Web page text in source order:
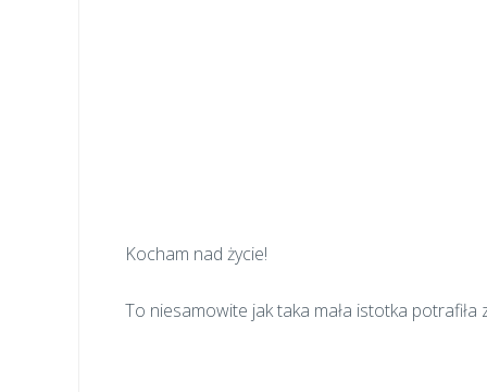
Kocham nad życie!
To niesamowite jak taka mała istotka